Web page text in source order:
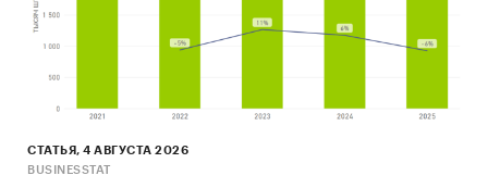
СТАТЬЯ, 4 АВГУСТА 2026
BUSINESSTAT